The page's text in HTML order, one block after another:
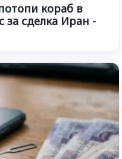
кораб в
за сделка Иран -